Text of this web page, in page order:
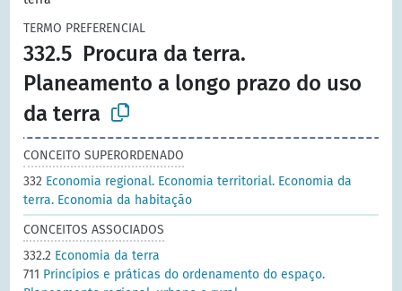
TERMO PREFERENCIAL
332.5 Procura da terra.
Planeamento a longo prazo do uso
da terra
CONCEITO SUPERORDENADO
332 Economia regional. Economia territorial. Economia da
terra. Economia da habitação
CONCEITOS ASSOCIADOS
332.2 Economia da terra
711 Princípios e práticas do ordenamento do espaço.